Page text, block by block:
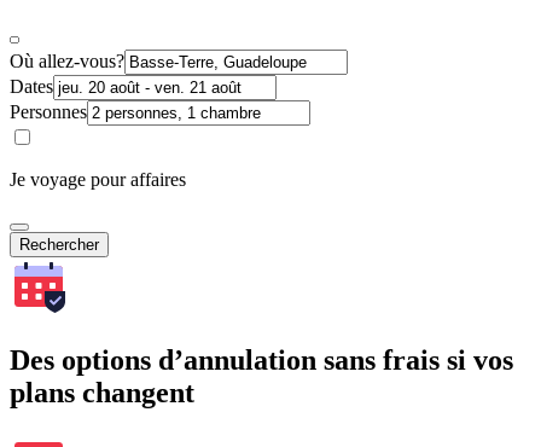
Où allez-vous?
Dates
Personnes
Je voyage pour affaires
Rechercher
Des options d’annulation sans frais si vos
plans changent